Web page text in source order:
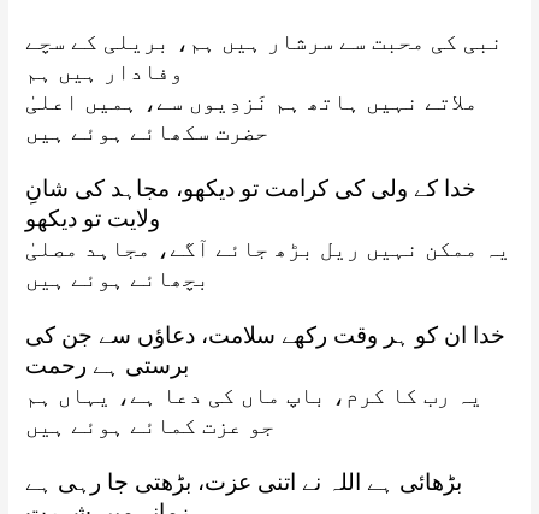
نبی کی محبت سے سرشار ہیں ہم، بریلی کے سچے
وفادار ہیں ہم
ملاتے نہیں ہاتھ ہم نَزدِیوں سے، ہمیں اعلیٰ
حضرت سکھائے ہوئے ہیں
خدا کے ولی کی کرامت تو دیکھو، مجاہد کی شانِ
ولایت تو دیکھو
یہ ممکن نہیں ریل بڑھ جائے آگے، مجاہد مصلیٰ
بچھائے ہوئے ہیں
خدا ان کو ہر وقت رکھے سلامت، دعاؤں سے جن کی
برستی ہے رحمت
یہ رب کا کرم، باپ ماں کی دعا ہے، یہاں ہم
جو عزت کمائے ہوئے ہیں
بڑھائی ہے اللہ نے اتنی عزت، بڑھتی جا رہی ہے